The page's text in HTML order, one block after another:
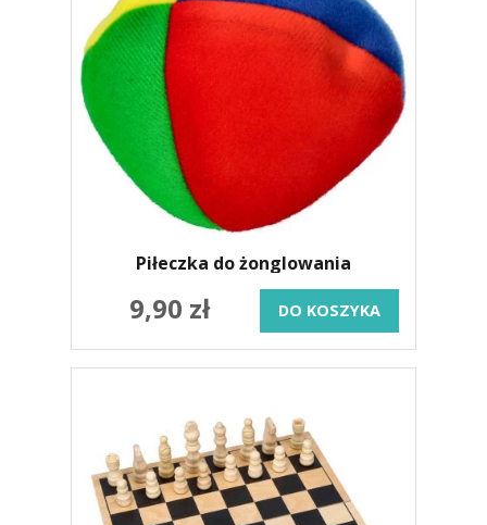
Piłeczka do żonglowania
9,90 zł DO KOSZYKA